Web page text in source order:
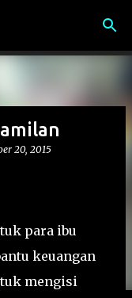
20, 2015
para ibu
keuangan
mengisi